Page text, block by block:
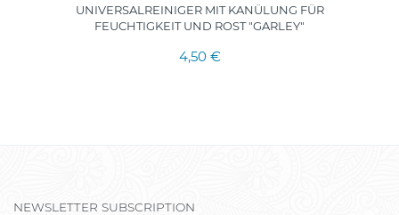
UNIVERSALREINIGER MIT KANÜLUNG FÜR
FEUCHTIGKEIT UND ROST "GARLEY"
4,50 €
NEWSLETTER SUBSCRIPTION